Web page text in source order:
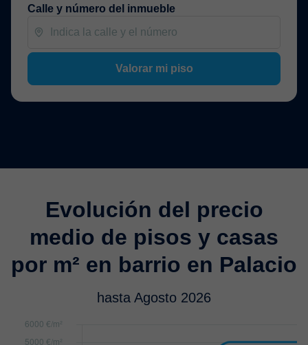
Calle y número del inmueble
Valorar mi piso
Evolución del precio
medio de pisos y casas
por m² en barrio en Palacio
hasta Agosto 2026